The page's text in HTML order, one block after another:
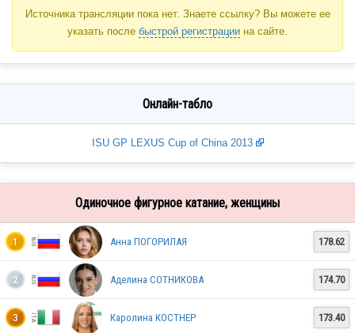
Источника трансляции пока нет. Знаете ссылку? Вы можете ее
указать после быстрой регистрации на сайте.
Онлайн-табло
ISU GP LEXUS Cup of China 2013
Одиночное фигурное катание, женщины
1 Анна ПОГОРИЛАЯ 178.62
2 Аделина СОТНИКОВА 174.70
3 Каролина КОСТНЕР 173.40